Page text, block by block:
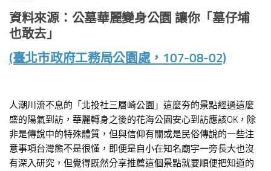
資料來源：公墓華麗變身公園 讓你「墓仔埔
也敢去」
(臺北市政府工務局公園處，107-08-02)
人潮川流不息的「北投社三層崎公園」這麼夯的景點經過這麼
盛的陽氣到訪，華麗轉身之後的花海公園安心到訪應該OK，除
非是傳說中的特殊體質，但與信仰有關或是民俗傳說的一些注
意事項台灣熊不是很懂，即便是自小在知名廟宇一旁長大也沒
有深入研究，但覺得既然分享推薦這個景點就要順便把知道的